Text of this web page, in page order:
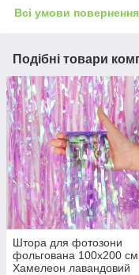
Всі умови повернення
Подібні товари
Штора для фотозони
фольгована 100х200 см
Хамелеон лавандовий